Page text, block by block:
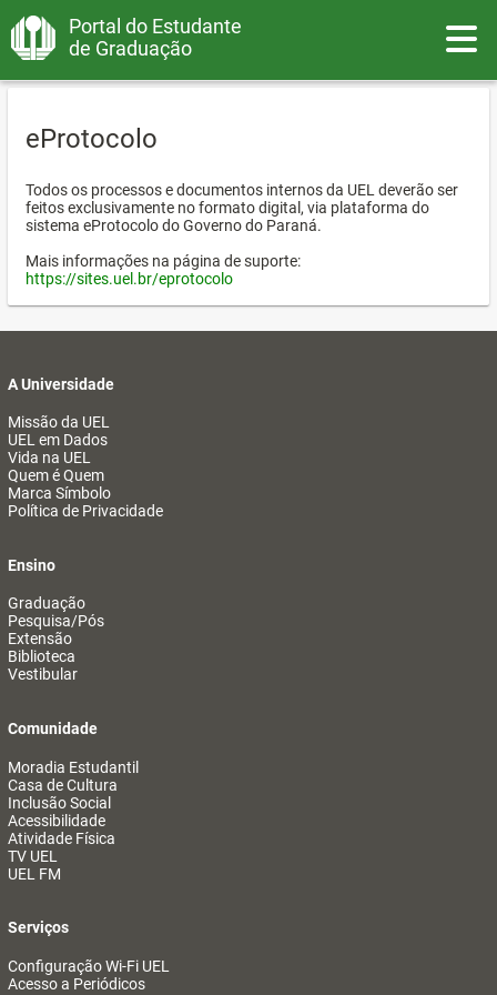
Portal do Estudante
de Graduação
eProtocolo
Todos os processos e documentos internos da UEL deverão ser
feitos exclusivamente no formato digital, via plataforma do
sistema eProtocolo do Governo do Paraná.
Mais informações na página de suporte:
https://sites.uel.br/eprotocolo
A Universidade
Missão da UEL
UEL em Dados
Vida na UEL
Quem é Quem
Marca Símbolo
Política de Privacidade
Ensino
Graduação
Pesquisa/Pós
Extensão
Biblioteca
Vestibular
Comunidade
Moradia Estudantil
Casa de Cultura
Inclusão Social
Acessibilidade
Atividade Física
TV UEL
UEL FM
Serviços
Configuração Wi-Fi UEL
Acesso a Periódicos